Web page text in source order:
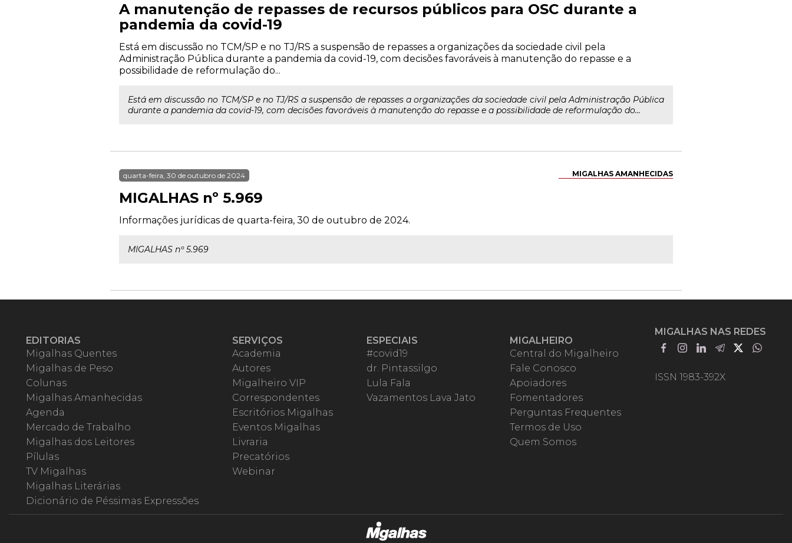
A manutenção de repasses de recursos públicos para OSC durante a
pandemia da covid-19
Está em discussão no TCM/SP e no TJ/RS a suspensão de repasses a organizações da sociedade civil pela
Administração Pública durante a pandemia da covid-19, com decisões favoráveis à manutenção do repasse e a
possibilidade de reformulação do...
Está em discussão no TCM/SP e no TJ/RS a suspensão de repasses a organizações da sociedade civil pela Administração Pública
durante a pandemia da covid-19, com decisões favoráveis à manutenção do repasse e a possibilidade de reformulação do...
MIGALHAS AMANHECIDAS
quarta-feira, 30 de outubro de 2024
MIGALHAS nº 5.969
Informações jurídicas de quarta-feira, 30 de outubro de 2024.
MIGALHAS nº 5.969
EDITORIAS
Migalhas Quentes
Migalhas de Peso
Colunas
Migalhas Amanhecidas
Agenda
Mercado de Trabalho
Migalhas dos Leitores
Pílulas
TV Migalhas
Migalhas Literárias
Dicionário de Péssimas Expressões
SERVIÇOS
Academia
Autores
Migalheiro VIP
Correspondentes
Escritórios Migalhas
Eventos Migalhas
Livraria
Precatórios
Webinar
ESPECIAIS
#covid19
dr. Pintassilgo
Lula Fala
Vazamentos Lava Jato
MIGALHEIRO
Central do Migalheiro
Fale Conosco
Apoiadores
Fomentadores
Perguntas Frequentes
Termos de Uso
Quem Somos
MIGALHAS NAS REDES
ISSN 1983-392X